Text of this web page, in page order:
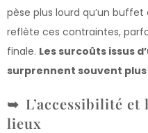
pèse plus lourd qu’un
reflète ces contraintes,
finale. Les surcoûts issus
surprennent souvent plus
L’accessibilité
lieux